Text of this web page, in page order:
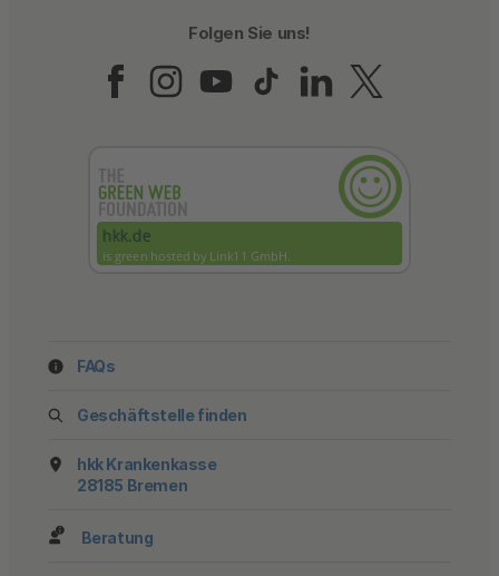
Folgen Sie uns!
Folgen Sie uns auf
Folgen Sie uns auf
Folgen Sie uns
Folgen Sie
Folgen
FAQs
Geschäftstelle finden
hkk Krankenkasse
28185 Bremen
Beratung